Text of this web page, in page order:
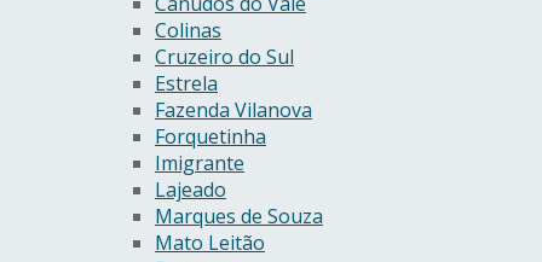
Colinas
Cruzeiro do Sul
Estrela
Fazenda Vilanova
Forquetinha
Imigrante
Lajeado
Marques de Souza
Mato Leitão